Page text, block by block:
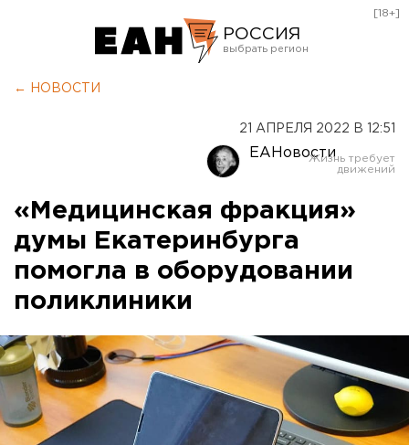
РОССИЯ
Оренбург
[18+]
← НОВОСТИ
21 АПРЕЛЯ 2022 В 12:51
ЕАНовости
«Медицинская фракция»
думы Екатеринбурга
помогла в оборудовании
поликлиники